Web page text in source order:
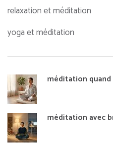
relaxation et méditation
yoga et méditation
méditation
méditation avec